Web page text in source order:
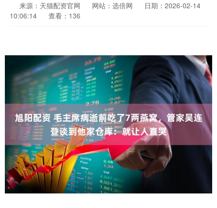
来源：天猫配资官网 网站：选倍网
日期：2026-02-14
10:06:14
查看：136